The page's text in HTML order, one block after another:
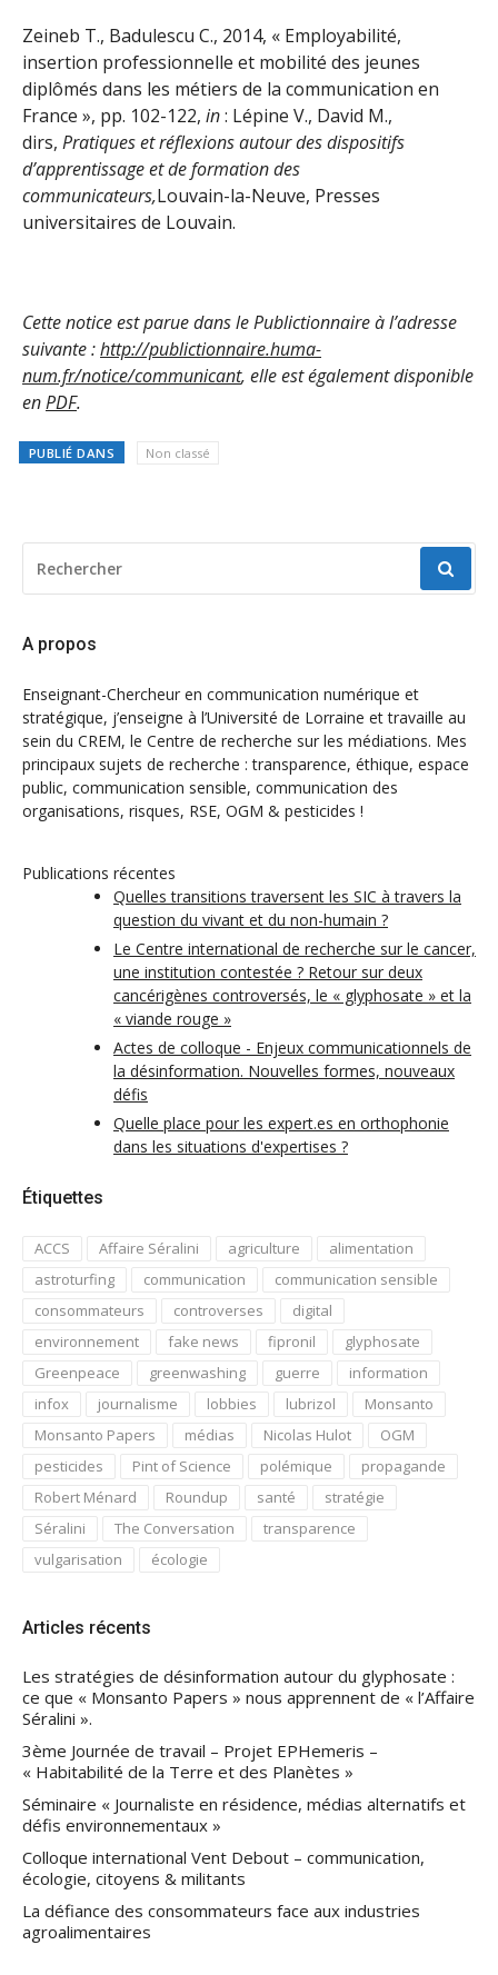
Zeineb T., Badulescu C., 2014, « Employabilité,
insertion professionnelle et mobilité des jeunes
diplômés dans les métiers de la communication en
France », pp. 102-122, in: Lépine V., David M.,
dirs, Pratiques et réflexions autour des dispositifs
d’apprentissage et de formation des
communicateurs,Louvain-la-Neuve, Presses
universitaires de Louvain.
Cette notice est parue dans le Publictionnaire à l’adresse
suivante :http://publictionnaire.huma-
num.fr/notice/communicant, elle est également disponible
enPDF.
PUBLIÉ DANS Non classé
POUR
:
A propos
Enseignant-Chercheur en communication numérique et
stratégique, j’enseigne à l’Université de Lorraine et travaille au
sein du CREM, le Centre de recherche sur les médiations. Mes
principaux sujets de recherche : transparence, éthique, espace
public, communication sensible, communication des
organisations, risques, RSE, OGM & pesticides !
Publications récentes
Quelles transitions traversent les SIC à travers la
question du vivant et du non-humain ?
Le Centre international de recherche sur le cancer,
une institution contestée ? Retour sur deux
cancérigènes controversés, le « glyphosate » et la
« viande rouge »
Actes de colloque - Enjeux communicationnels de
la désinformation. Nouvelles formes, nouveaux
défis
Quelle place pour les expert.es en orthophonie
dans les situations d'expertises ?
Étiquettes
ACCS Affaire Séralini agriculture
alimentation
astroturfing
communication
communication sensible
consommateurs
controverses
digital
environnement
fake news fipronil
glyphosate
Greenpeace
greenwashing guerre
information
infox
journalisme lobbies lubrizol
Monsanto
Monsanto Papers
médias Nicolas Hulot
OGM
pesticides
Pint of Science polémique
propagande
Robert Ménard
Roundup santé
stratégie
Séralini
The Conversation
transparence
vulgarisation
écologie
Articles récents
Les stratégies de désinformation autour du glyphosate :
ce que « Monsanto Papers » nous apprennent de « l’Affaire
Séralini ».
3ème Journée de travail – Projet EPHemeris –
« Habitabilité de la Terre et des Planètes »
Séminaire « Journaliste en résidence, médias alternatifs et
défis environnementaux »
Colloque international Vent Debout – communication,
écologie, citoyens & militants
La défiance des consommateurs face aux industries
agroalimentaires